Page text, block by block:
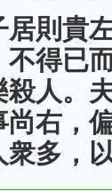
居則貴
不得已
殺人。
尚右，
衆多，